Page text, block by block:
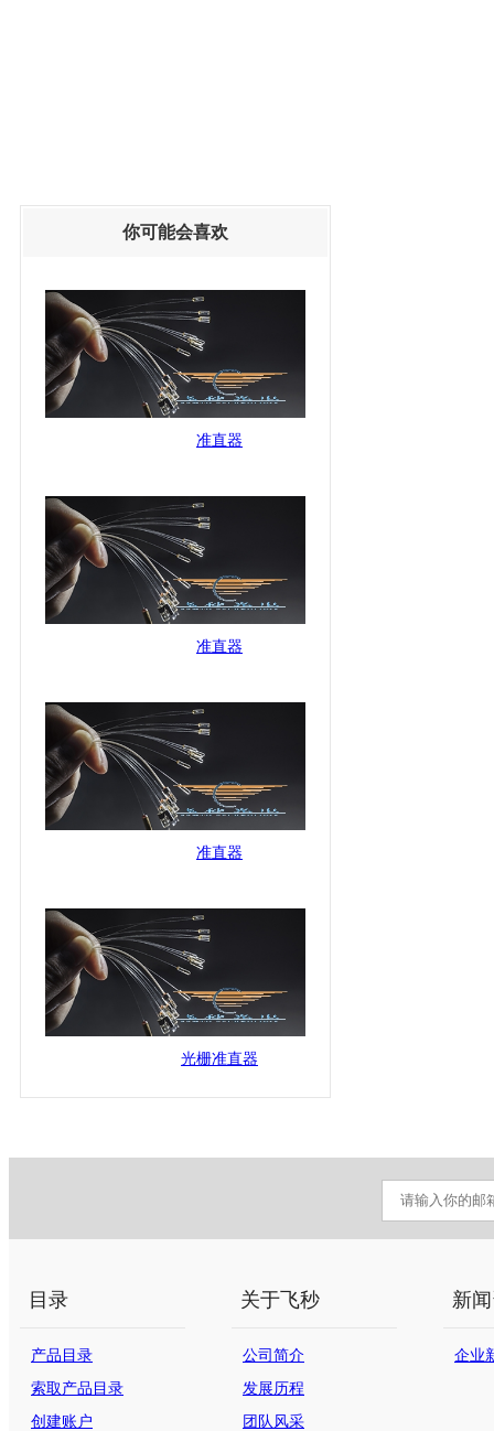
你可能会喜欢
准直器
准直器
准直器
光栅准直器
目录
产品目录
索取产品目录
创建账户
关于飞秒
公司简介
发展历程
团队风采
新
企业